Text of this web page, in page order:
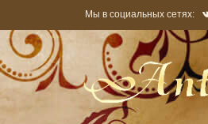
Мы в социальных сетях: